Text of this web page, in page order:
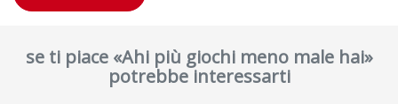
se ti piace «Ahi più giochi meno male hai»
potrebbe interessarti